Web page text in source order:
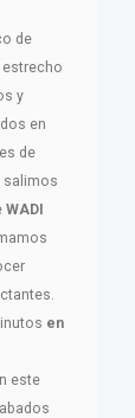
de
estrecho
y
en
de
salimos
WADI
en
este